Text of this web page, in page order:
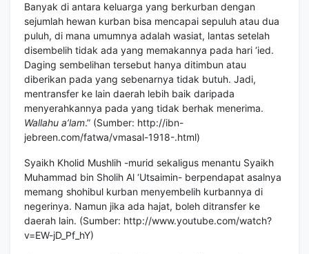
Banyak di antara keluarga yang berkurban dengan
sejumlah hewan kurban bisa mencapai sepuluh atau dua
puluh, di mana umumnya adalah wasiat, lantas setelah
disembelih tidak ada yang memakannya pada hari ‘ied.
Daging sembelihan tersebut hanya ditimbun atau
diberikan pada yang sebenarnya tidak butuh. Jadi,
mentransfer ke lain daerah lebih baik daripada
menyerahkannya pada yang tidak berhak menerima.
Wallahu a’lam.” (Sumber: http://ibn-
jebreen.com/fatwa/vmasal-1918-.html)
Syaikh Kholid Mushlih -murid sekaligus menantu Syaikh
Muhammad bin Sholih Al ‘Utsaimin- berpendapat asalnya
memang shohibul kurban menyembelih kurbannya di
negerinya. Namun jika ada hajat, boleh ditransfer ke
daerah lain. (Sumber: http://www.youtube.com/watch?
v=EW-jD_Pf_hY)